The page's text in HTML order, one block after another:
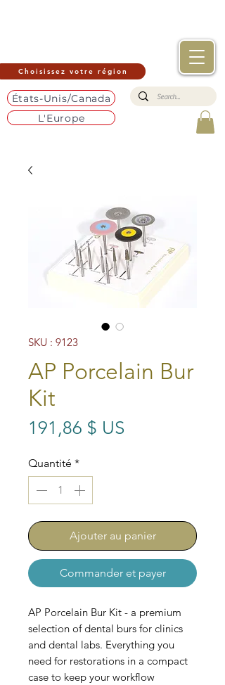
Choisissez votre région
États-Unis/Canada
L'Europe
SKU : 9123
AP Porcelain Bur
Kit
191,86 $ US
Quantité *
Ajouter au panier
Commander et payer
AP Porcelain Bur Kit - a premium
selection of dental burs for clinics
and dental labs. Everything you
need for restorations in a compact
case to keep your workflow